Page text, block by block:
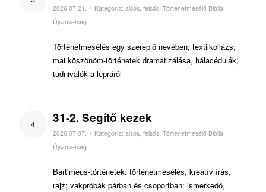
2026.07.21. / Kategória: alsós, felsős, Történetmesélő Biblia
Újszövetség
Történetmesélés egy szereplő nevében; textilkollázs;
mai köszönöm-történetek dramatizálása, hálacédulák;
tudnivalók a lepráról
4 31-2. Segítő kezek
2026.07.07. / Kategória: alsós, felsős, Történetmesélő Biblia,
Újszövetség
Bartimeus-történetek: történetmesélés, kreatív írás,
rajz; vakpróbák párban és csoportban: ismerkedő,